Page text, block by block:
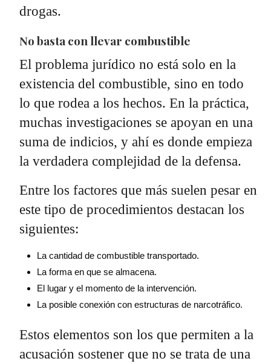
drogas.
No basta con llevar combustible
El problema jurídico no está solo en la
existencia del combustible, sino en todo
lo que rodea a los hechos. En la práctica,
muchas investigaciones se apoyan en una
suma de indicios, y ahí es donde empieza
la verdadera complejidad de la defensa.
Entre los factores que más suelen pesar en
este tipo de procedimientos destacan los
siguientes:
La cantidad de combustible transportado.
La forma en que se almacena.
El lugar y el momento de la intervención.
La posible conexión con estructuras de narcotráfico.
Estos elementos son los que permiten a la
acusación sostener que no se trata de una